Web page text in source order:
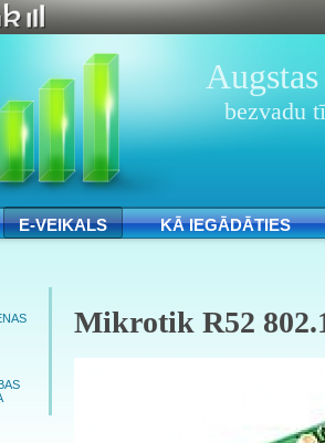
bezvadu
E-VEIKALS KĀ IEGĀDĀTIES
Mikrotik R52